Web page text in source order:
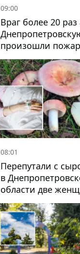
09:00
Враг более 20 раз
произошли
повреждены
инфраструктура
08:01
Перепутали с
в
области две
отравились